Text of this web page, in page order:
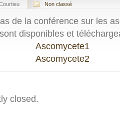
Non classé
de la conférence sur les
disponibles et
Ascomycete1
Ascomycete2
closed.